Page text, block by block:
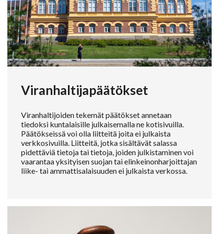
Viranhaltijapäätökset
Viranhaltijoiden tekemät päätökset annetaan
tiedoksi kuntalaisille julkaisemalla ne kotisivuilla.
Päätökseissä voi olla liitteitä joita ei julkaista
verkkosivuilla. Liitteitä, jotka sisältävät salassa
pidettäviä tietoja tai tietoja, joiden julkistaminen voi
vaarantaa yksityisen suojan tai elinkeinonharjoittajan
liike- tai ammattisalaisuuden ei julkaista verkossa.